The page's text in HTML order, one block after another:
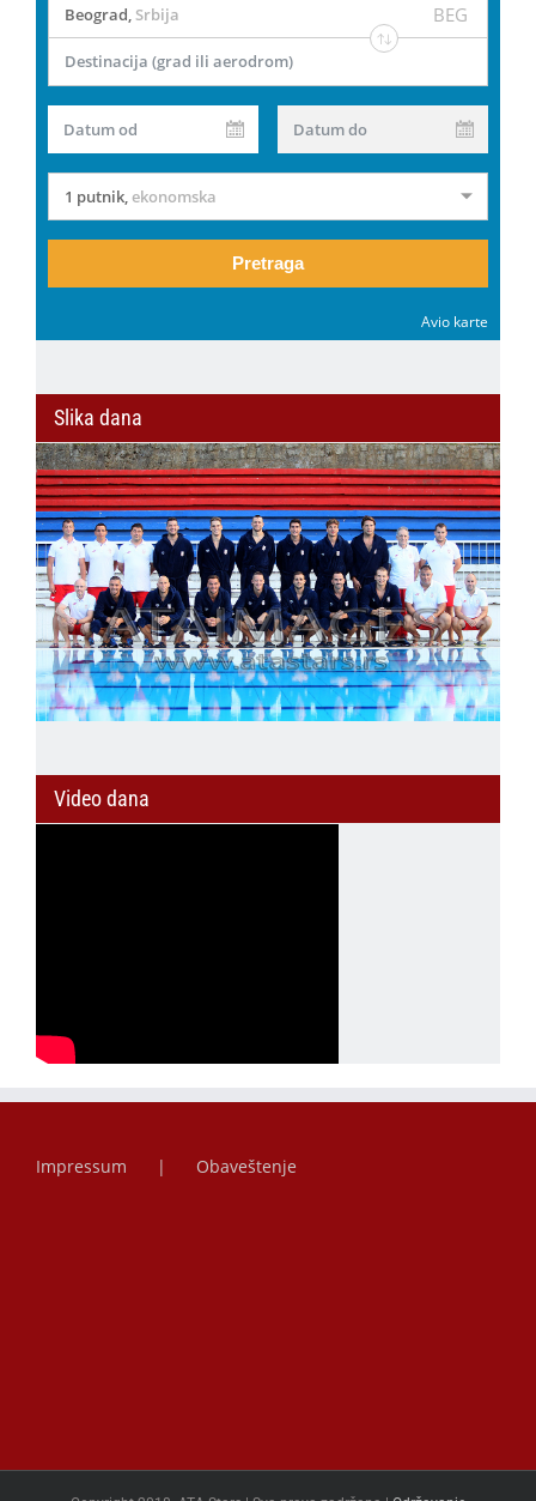
Beograd, Srbija BEG
Destinacija (grad ili aerodrom)
Datum od Datum do
1 putnik,ekonomska
Pretraga
Avio karte
Slika dana
Video dana
Impressum Obaveštenje